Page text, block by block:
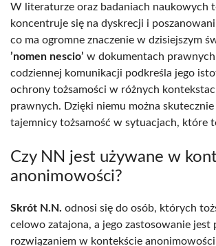
W literaturze oraz badaniach naukowych
koncentruje się na dyskrecji i
co ma ogromne znaczenie w dzisiejszym
’nomen nescio’ w dokumentach
codziennej komunikacji podkreśla jego
ochrony tożsamości w różnych
prawnych. Dzięki niemu można
tajemnicy tożsamość w sytuacjach, które
Czy NN jest używane w
anonimowości?
Skrót N.N. odnosi się do osób, których
celowo zatajona, a jego zastosowanie jest
rozwiązaniem w kontekście